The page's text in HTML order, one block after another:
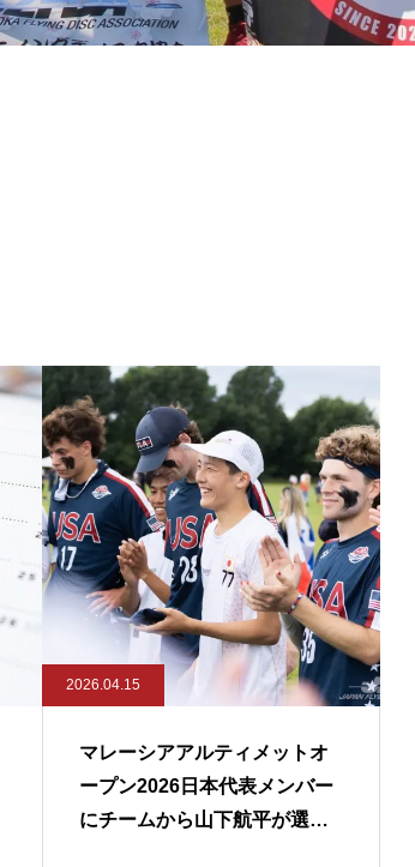
2026.04.15
マレーシアアルティメットオ
ープン2026日本代表メンバー
にチームから山下航平が選出